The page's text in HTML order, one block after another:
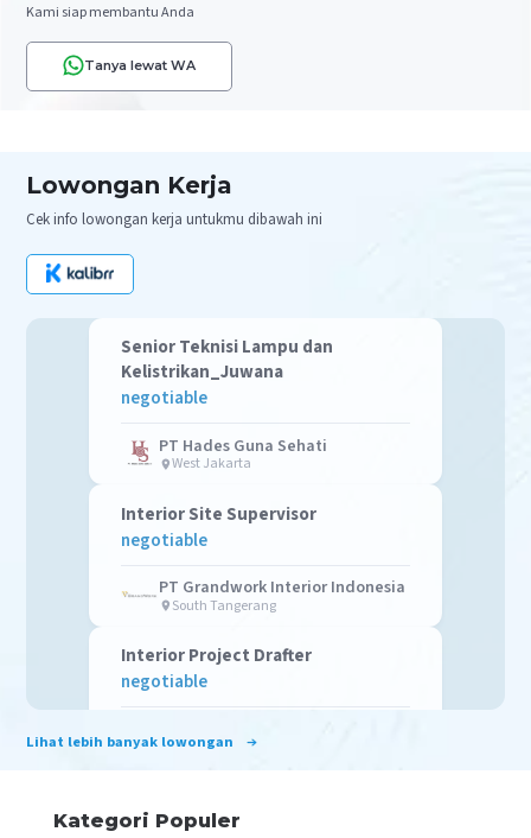
Kami siap membantu Anda
Tanya lewat WA
Lowongan Kerja
Cek info lowongan kerja untukmu dibawah ini
Senior Teknisi Lampu dan
Kelistrikan_Juwana
negotiable
PT Hades Guna Sehati
West Jakarta
Interior Site Supervisor
negotiable
PT Grandwork Interior Indonesia
South Tangerang
Interior Project Drafter
negotiable
South Tangerang
negotiable
Lihat lebih banyak lowongan
Kategori Populer